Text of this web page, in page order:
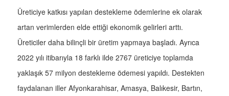
Üreticiye katkısı yapılan destekleme ödemlerine ek olarak
artan verimlerden elde ettiği ekonomik gelirleri arttı.
Üreticiler daha bilinçli bir üretim yapmaya başladı. Ayrıca
2022 yılı itibarıyla 18 farklı ilde 2767 üreticiye toplamda
yaklaşık 57 milyon destekleme ödemesi yapıldı. Destekten
faydalanan iller Afyonkarahisar, Amasya, Balıkesir, Bartın,